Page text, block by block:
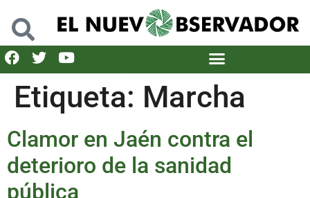
Etiqueta: Marcha
Clamor en Jaén contra el
deterioro de la sanidad
pública